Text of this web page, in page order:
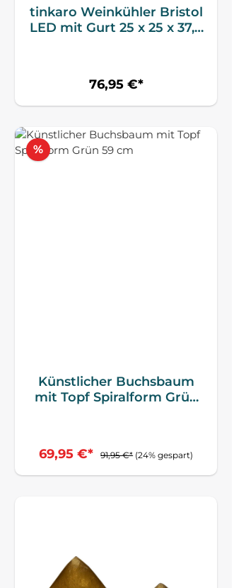
tinkaro Weinkühler Bristol
LED mit Gurt 25 x 25 x 37,5
76,95 €*
%Rabatt
Künstlicher Buchsbaum
mit Topf Spiralform Grün
69,95 €* 91,95 €* (24% gespart)